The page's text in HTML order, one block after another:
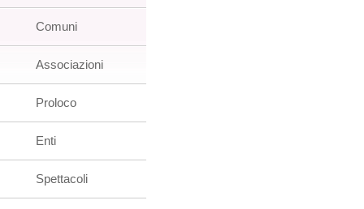
Comuni
Associazioni
Proloco
Enti
Spettacoli